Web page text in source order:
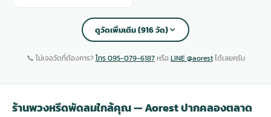
ดูวัดเพิ่มเติม (916 วัด)
📞 ไม่เจอวัดที่ต้องการ?โทร 095-079-6187หรือLINE @aorestได้เลยครับ
ร้านพวงหรีดพัดลมใกล้คุณ — Aorest ปากคลองตลาด